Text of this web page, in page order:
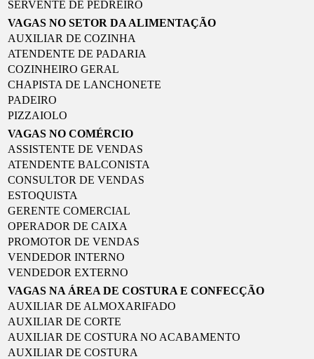
SERVENTE DE PEDREIRO
VAGAS NO SETOR DA ALIMENTAÇÃO
AUXILIAR DE COZINHA
ATENDENTE DE PADARIA
COZINHEIRO GERAL
CHAPISTA DE LANCHONETE
PADEIRO
PIZZAIOLO
VAGAS NO COMÉRCIO
ASSISTENTE DE VENDAS
ATENDENTE BALCONISTA
CONSULTOR DE VENDAS
ESTOQUISTA
GERENTE COMERCIAL
OPERADOR DE CAIXA
PROMOTOR DE VENDAS
VENDEDOR INTERNO
VENDEDOR EXTERNO
VAGAS NA ÁREA DE COSTURA E CONFECÇÃO
AUXILIAR DE ALMOXARIFADO
AUXILIAR DE CORTE
AUXILIAR DE COSTURA NO ACABAMENTO
AUXILIAR DE COSTURA